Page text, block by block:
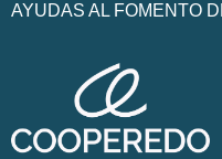
AYUDAS AL FOMENTO